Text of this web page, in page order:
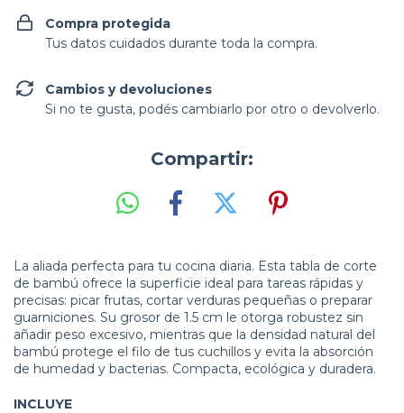
Compra protegida
Tus datos cuidados durante toda la compra.
Cambios y devoluciones
Si no te gusta, podés cambiarlo por otro o devolverlo.
Compartir:
La aliada perfecta para tu cocina diaria. Esta tabla de corte
de bambú ofrece la superficie ideal para tareas rápidas y
precisas: picar frutas, cortar verduras pequeñas o preparar
guarniciones. Su grosor de 1.5 cm le otorga robustez sin
añadir peso excesivo, mientras que la densidad natural del
bambú protege el filo de tus cuchillos y evita la absorción
de humedad y bacterias. Compacta, ecológica y duradera.
INCLUYE